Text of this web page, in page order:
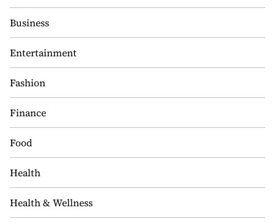
Business
Entertainment
Fashion
Finance
Food
Health
Health & Wellness